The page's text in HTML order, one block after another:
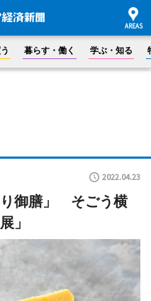
暮らす・働く 学ぶ・知る
2022.04.23
り御膳」 そごう横
」